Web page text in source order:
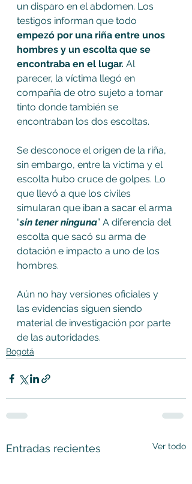
un disparo en el abdomen. Los
testigos informan que todo
empezó por una riña entre unos
hombres y un escolta que se
encontraba en el lugar. Al
parecer, la víctima llegó en
compañía de otro sujeto a tomar
tinto donde también se
encontraban los dos escoltas.
Se desconoce el origen de la riña,
sin embargo, entre la víctima y el
escolta hubo cruce de golpes. Lo
que llevó a que los civiles
simularan que iban a sacar el arma
“sin tener ninguna” A diferencia del
escolta que sacó su arma de
dotación e impacto a uno de los
hombres.
Aún no hay versiones oficiales y
las evidencias siguen siendo
material de investigación por parte
de las autoridades.
Bogotá
Entradas recientes Ver todo